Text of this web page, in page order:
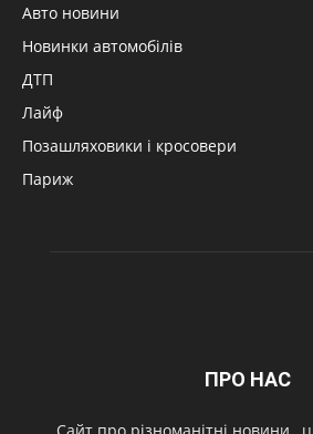
Авто новини
Новинки автомобілів
ДТП
Лайф
Позашляховики і кросовери
Париж
ПРО НАС